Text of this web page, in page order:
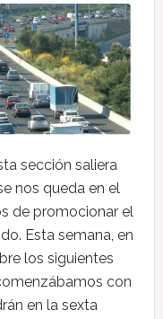
sección saliera
nos queda en el
de promocionar el
Esta semana, en
los siguientes
con
en la sexta